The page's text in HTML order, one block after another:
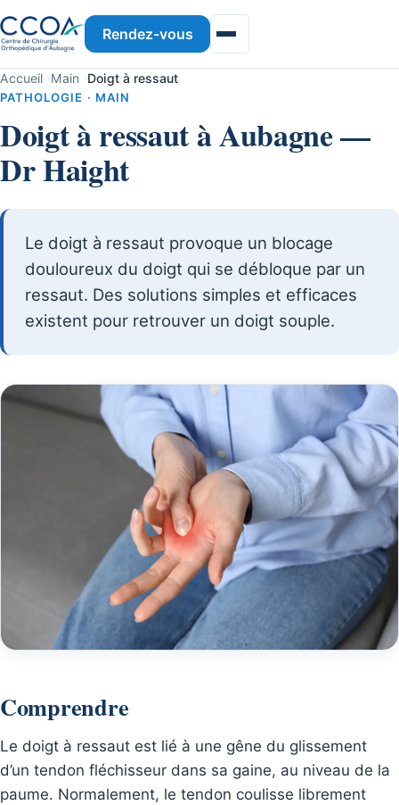
Rendez-vous
Accueil ›Main ›Doigt à ressaut
PATHOLOGIE · MAIN
Doigt à ressaut à Aubagne —
Dr Haight
Le doigt à ressaut provoque un blocage
douloureux du doigt qui se débloque par un
ressaut. Des solutions simples et efficaces
existent pour retrouver un doigt souple.
Comprendre
Le doigt à ressaut est lié à une gêne du glissement
d’un tendon fléchisseur dans sa gaine, au niveau de la
paume. Normalement, le tendon coulisse librement